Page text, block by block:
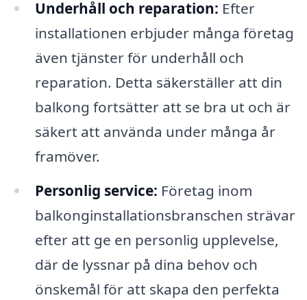
Underhåll och reparation: Efter
installationen erbjuder många företag
även tjänster för underhåll och
reparation. Detta säkerställer att din
balkong fortsätter att se bra ut och är
säkert att använda under många år
framöver.
Personlig service: Företag inom
balkonginstallationsbranschen strävar
efter att ge en personlig upplevelse,
där de lyssnar på dina behov och
önskemål för att skapa den perfekta